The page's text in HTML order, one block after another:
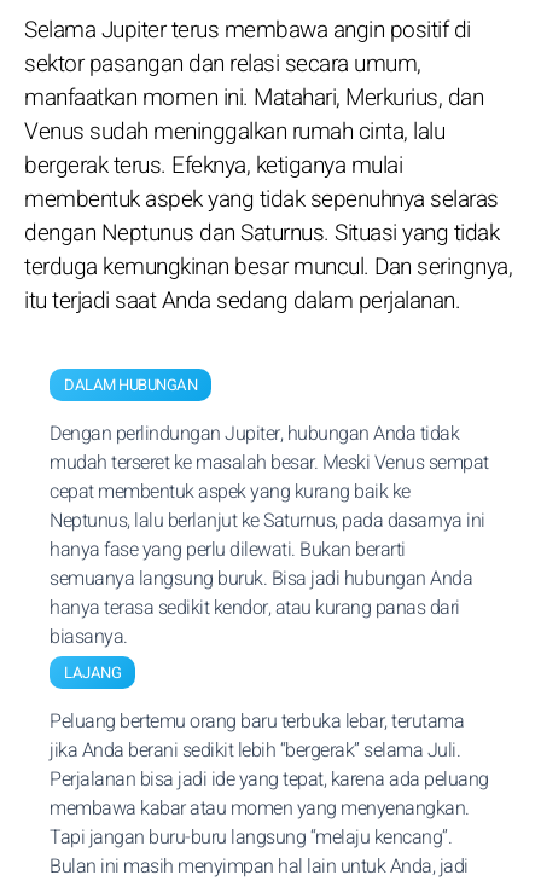
Selama Jupiter terus membawa angin positif di
sektor pasangan dan relasi secara umum,
manfaatkan momen ini. Matahari, Merkurius, dan
Venus sudah meninggalkan rumah cinta, lalu
bergerak terus. Efeknya, ketiganya mulai
membentuk aspek yang tidak sepenuhnya selaras
dengan Neptunus dan Saturnus. Situasi yang tidak
terduga kemungkinan besar muncul. Dan seringnya,
itu terjadi saat Anda sedang dalam perjalanan.
DALAM HUBUNGAN
Dengan perlindungan Jupiter, hubungan Anda tidak
mudah terseret ke masalah besar. Meski Venus sempat
cepat membentuk aspek yang kurang baik ke
Neptunus, lalu berlanjut ke Saturnus, pada dasarnya ini
hanya fase yang perlu dilewati. Bukan berarti
semuanya langsung buruk. Bisa jadi hubungan Anda
hanya terasa sedikit kendor, atau kurang panas dari
biasanya.
LAJANG
Peluang bertemu orang baru terbuka lebar, terutama
jika Anda berani sedikit lebih “bergerak” selama Juli.
Perjalanan bisa jadi ide yang tepat, karena ada peluang
membawa kabar atau momen yang menyenangkan.
Tapi jangan buru-buru langsung “melaju kencang”.
Bulan ini masih menyimpan hal lain untuk Anda, jadi